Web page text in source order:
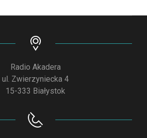
Radio Akadera
ul. Zwierzyniecka 4
15-333 Białystok